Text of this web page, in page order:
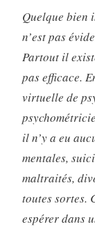
Quelque bien
n’est pas
Partout il
pas efficace.
virtuelle de
il n’y a eu
mentales,
maltraités,
toutes sortes.
espérer dans